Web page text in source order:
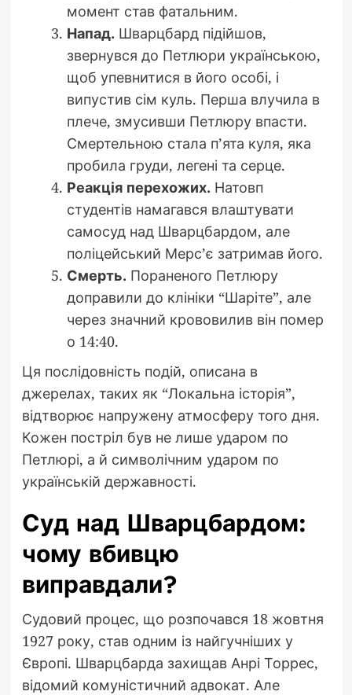
момент став фатальним.
Напад. Шварцбард підійшов,
звернувся до Петлюри українською,
щоб упевнитися в його особі, і
випустив сім куль. Перша влучила в
плече, змусивши Петлюру впасти.
Смертельною стала п’ята куля, яка
пробила груди, легені та серце.
Реакція перехожих. Натовп
студентів намагався влаштувати
самосуд над Шварцбардом, але
поліцейський Мерс’є затримав його.
Смерть. Пораненого Петлюру
доправили до клініки “Шаріте”, але
через значний крововилив він помер
о 14:40.
Ця послідовність подій, описана в
джерелах, таких як “Локальна історія”,
відтворює напружену атмосферу того дня.
Кожен постріл був не лише ударом по
Петлюрі, а й символічним ударом по
українській державності.
Суд над Шварцбардом:
чому вбивцю
виправдали?
Судовий процес, що розпочався 18 жовтня
1927 року, став одним із найгучніших у
Європі. Шварцбарда захищав Анрі Торрес,
відомий комуністичний адвокат. Але